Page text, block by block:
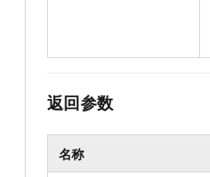
返回参数
名称